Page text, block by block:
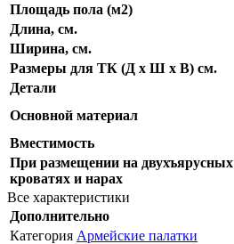
Площадь пола (м2)
Длина, см.
Ширина, см.
Размеры для ТК (Д х Ш х В) см.
Детали
Основной материал
Вместимость
При размещении на двухъярусных
кроватях и нарах
Все характеристики
Дополнительно
Категория Армейские палатки